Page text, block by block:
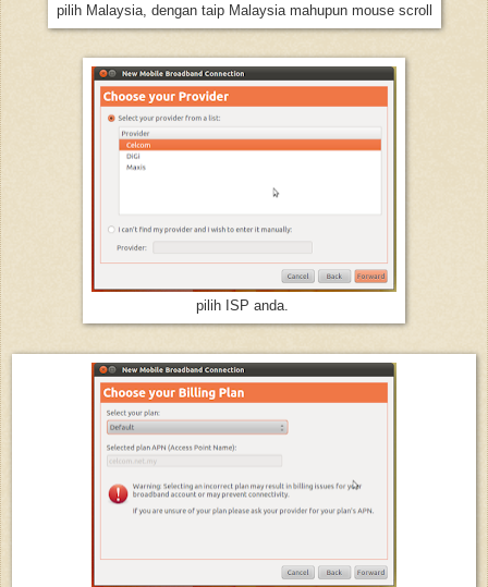
pilih Malaysia, dengan taip Malaysia mahupun mouse scroll
pilih ISP anda.